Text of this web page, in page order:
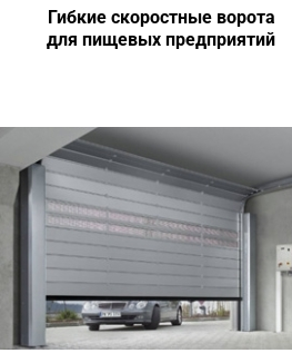
Гибкие скоростные ворота
для пищевых предприятий